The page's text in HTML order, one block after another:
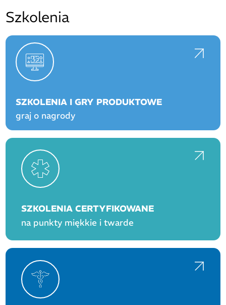
Szkolenia
SZKOLENIA I GRY PRODUKTOWE
graj o nagrody
SZKOLENIA CERTYFIKOWANE
na punkty miękkie i twarde